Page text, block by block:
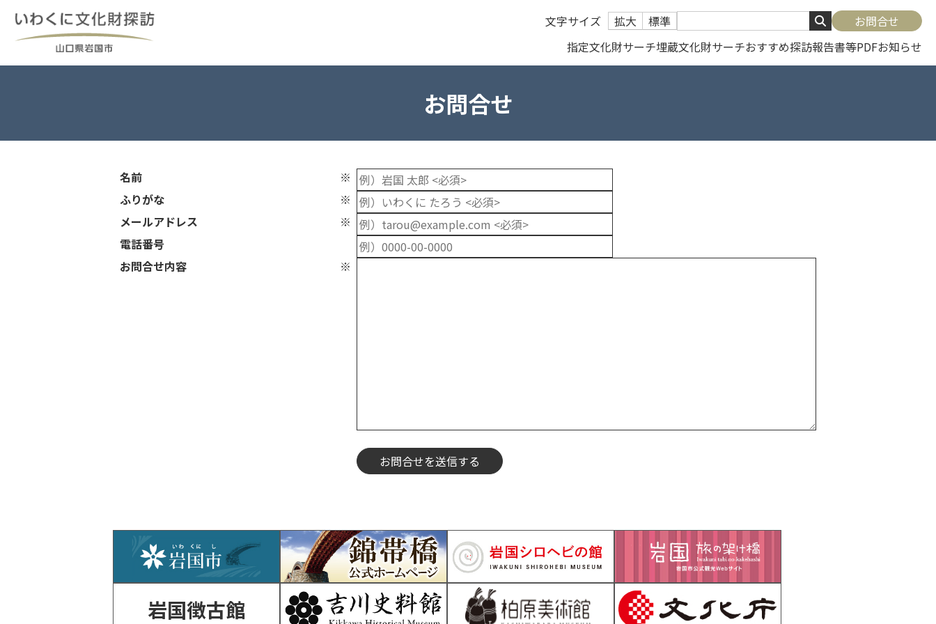
content
文字サイズ 拡大 標準
お問合せ
指定文化財サーチ埋蔵文化財サーチおすすめ探訪報告書等PDFお知らせ
お問合せ
名前
ふりがな
メールアドレス
電話番号
お問合せ内容
岩国徴古館